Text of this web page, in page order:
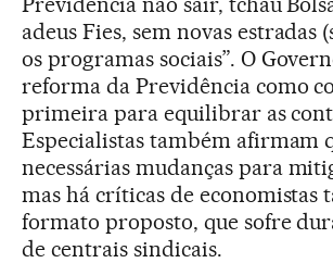
adeus Fies, sem novas estradas
os programas sociais”. O
reforma da Previdência como
primeira para equilibrar as
Especialistas também afirmam
necessárias mudanças para
mas há críticas de economistas
formato proposto, que sofre
de centrais sindicais.